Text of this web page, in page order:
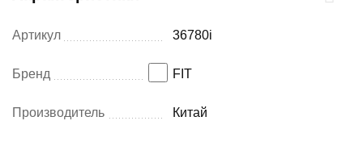
Артикул 36780i
Бренд FIT
Производитель Китай